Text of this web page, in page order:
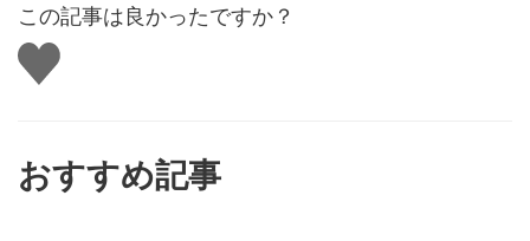
この記事は良かったですか？
い
い
おすすめ記事